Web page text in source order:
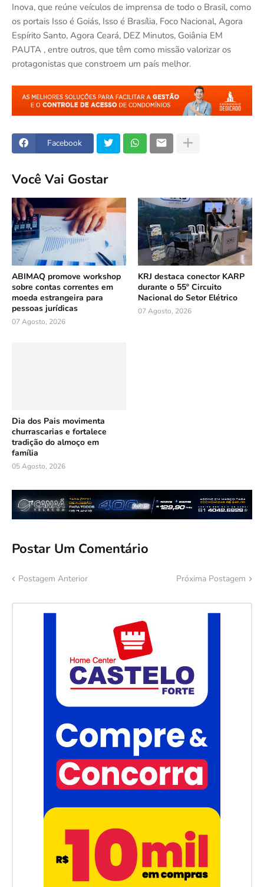
Inova, que reúne veículos de imprensa de todo o Brasil, como
os portais Isso é Goiás, Isso é Brasília, Foco Nacional, Agora
Espírito Santo, Agora Ceará, DEZ Minutos, Goiânia EM
PAUTA , entre outros, que têm como missão valorizar os
protagonistas que constroem um país melhor.
Facebook
Você Vai Gostar
ABIMAQ promove workshop
sobre contas correntes em
moeda estrangeira para
pessoas jurídicas
07 Agosto, 2026
KRJ destaca conector KARP
durante o 55º Circuito
Nacional do Setor Elétrico
07 Agosto, 2026
Dia dos Pais movimenta
churrascarias e fortalece
tradição do almoço em
família
05 Agosto, 2026
Postar Um Comentário
Postagem Anterior Próxima Postagem